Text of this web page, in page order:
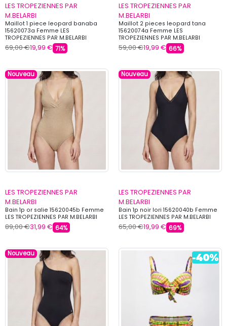
LES TROPEZIENNES PAR
M.BELARBI
Maillot 1 piece leopard banaba
15620073a Femme LES
TROPEZIENNES PAR M.BELARBI
69,00 €19,99 € 71%
LES TROPEZIENNES PAR
M.BELARBI
Maillot 2 pieces leopard tana
15620074a Femme LES
TROPEZIENNES PAR M.BELARBI
59,00 €19,99 € 66%
Nouveau
LES TROPEZIENNES PAR
M.BELARBI
Bain 1p or salie 15620045b Femme
LES TROPEZIENNES PAR M.BELARBI
89,00 €31,99 € 64%
Nouveau
LES TROPEZIENNES PAR
M.BELARBI
Bain 1p noir lori 15620040b Femme
LES TROPEZIENNES PAR M.BELARBI
65,00 €19,99 € 69%
Nouveau